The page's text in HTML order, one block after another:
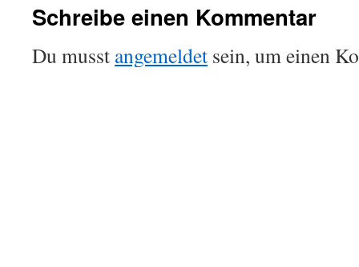
Schreibe einen Kommentar
Du musst angemeldet sein, um einen